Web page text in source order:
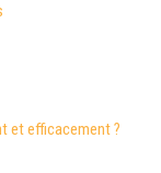
et efficacement ?